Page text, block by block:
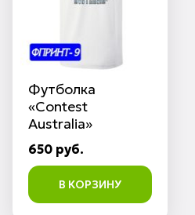
Футболка
«Contest
Australia»
650 руб.
В КОРЗИНУ